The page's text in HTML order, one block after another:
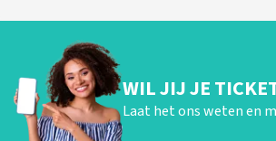
WIL JIJ JE
Laat het ons weten en